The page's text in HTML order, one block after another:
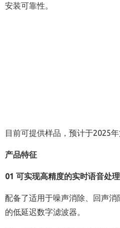
安装可靠性。
目前可提供样品，预计于2025
产品特征
01 可实现高精度的实时语音处理
配备了适用于噪声消除、回声
的低延迟数字滤波器。